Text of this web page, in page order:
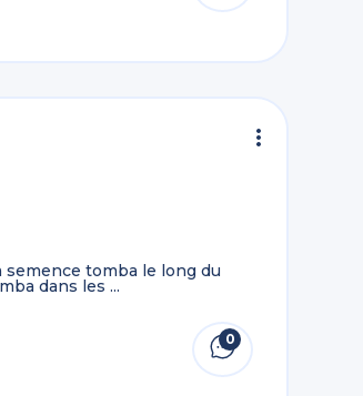
tomba le long du
dans les ...
0